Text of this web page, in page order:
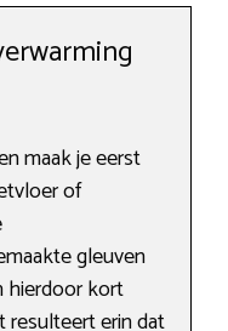
maak je eerst
of
gleuven
hierdoor kort
resulteert erin dat